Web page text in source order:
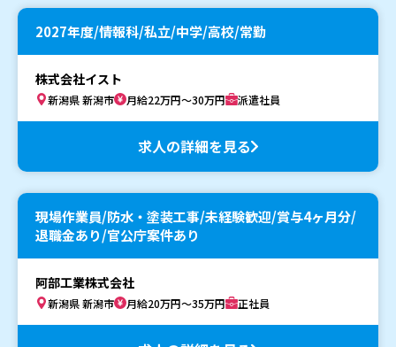
2027年度/情報科/私立/中学/高校/常勤
株式会社イスト
新潟県 新潟市 月給22万円～30万円 派遣社員
求人の詳細を見る
現場作業員/防水・塗装工事/未経験歓迎/賞与4ヶ月分/
退職金あり/官公庁案件あり
阿部工業株式会社
新潟県 新潟市 月給20万円～35万円 正社員